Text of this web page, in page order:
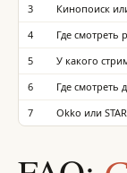
3
Кинопоиск
4
Где смотреть
5
У какого
6
Где
7
Okko или
9
Где смотреть